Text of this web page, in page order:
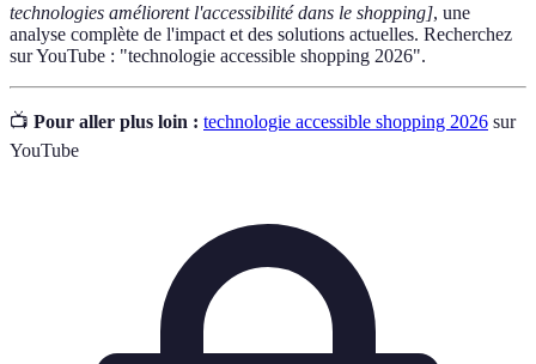
technologies améliorent l'accessibilité dans le shopping], une
analyse complète de l'impact et des solutions actuelles. Recherchez
sur YouTube : "technologie accessible shopping 2026".
📺 Pour aller plus loin : technologie accessible shopping 2026 sur
YouTube